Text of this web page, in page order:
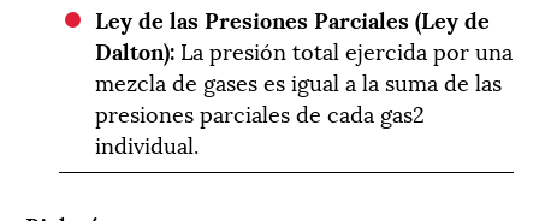
Ley de las Presiones Parciales (Ley de
Dalton): La presión total ejercida por una
mezcla de gases es igual a la suma de las
presiones parciales de cada gas2
individual.